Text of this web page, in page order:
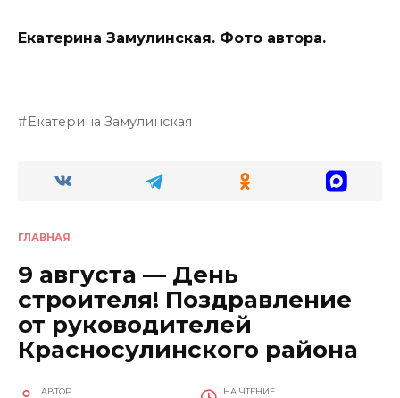
Екатерина Замулинская. Фото автора.
Екатерина Замулинская
ГЛАВНАЯ
9 августа — День
строителя! Поздравление
от руководителей
Красносулинского района
АВТОР НА ЧТЕНИЕ